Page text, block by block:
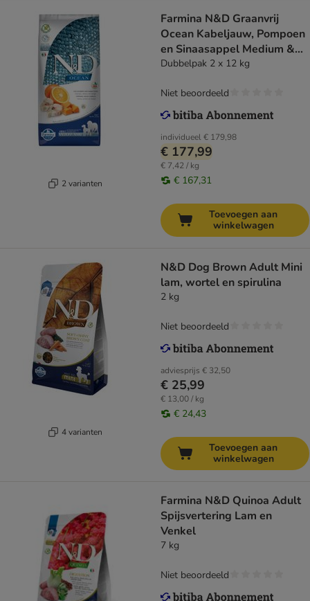
2 varianten
Farmina N&D Graanvrij
Ocean Kabeljauw, Pompoen
en Sinaasappel Medium &
Maxi Hondenvoer
Dubbelpak 2 x 12 kg
individueel€ 179,98
€ 177,99
€ 7,42 / kg
€ 167,31
Niet beoordeeld
Toevoegen aan
winkelwagen
4 varianten
N&D Dog Brown Adult Mini
lam, wortel en spirulina
2 kg
adviesprijs € 32,50
€ 25,99
€ 13,00 / kg
€ 24,43
Niet beoordeeld
Toevoegen aan
winkelwagen
Farmina N&D Quinoa Adult
Spijsvertering Lam en
Venkel
7 kg
Niet beoordeeld